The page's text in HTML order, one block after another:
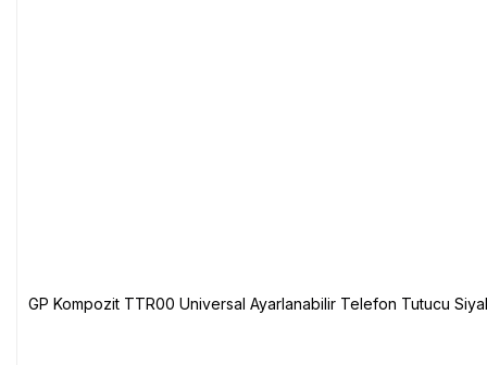
GP Kompozit TTR00 Universal Ayarlanabilir Telefon Tutucu